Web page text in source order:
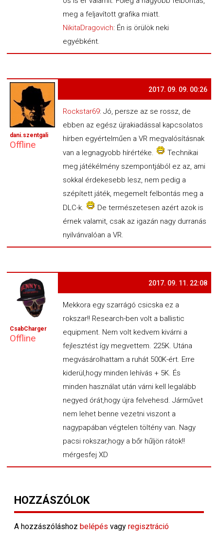
meg a feljavított grafika miatt.
NikitaDragovich: Én is örülök neki
egyébként.
dani.szentgali
Offline
2017. 09. 09. 00:26
Rockstar69: Jó, persze az se rossz, de
ebben az egész újrakiadással kapcsolatos
hírben egyértelműen a VR megvalósításnak
van a legnagyobb hírértéke.
Technikai
meg játékélmény szempontjából ez az, ami
sokkal érdekesebb lesz, nem pedig a
szépített játék, megemelt felbontás meg a
DLC-k.
De természetesen azért azok is
érnek valamit, csak az igazán nagy durranás
nyilvánvalóan a VR.
CsabCharger
Offline
2017. 09. 11. 22:08
Mekkora egy szarrágó csicska ez a
rokszar!! Research-ben volt a ballistic
equipment. Nem volt kedvem kivárni a
fejlesztést így megvettem. 225K. Utána
megvásárolhattam a ruhát 500K-ért. Erre
kiderül,hogy minden lehívás + 5K. És
minden használat után várni kell legalább
negyed órát,hogy újra felvehesd. Járművet
nem lehet benne vezetni viszont a
nagypapában végtelen töltény van. Nagy
pacsi rokszar,hogy a bőr hűljön rátok!!
mérgesfej XD
HOZZÁSZÓLOK
A hozzászóláshoz belépés vagy regisztráció